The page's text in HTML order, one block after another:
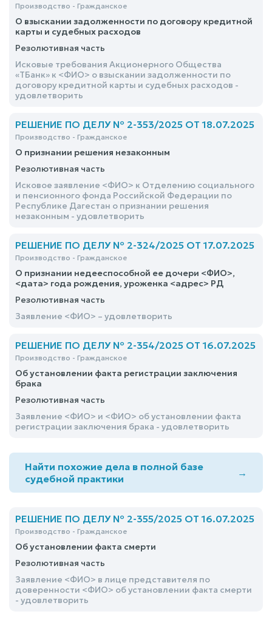
Производство - Гражданское
О взыскании задолженности по договору кредитной
карты и судебных расходов
Резолютивная часть
Исковые требования Акционерного Общества
«ТБанк» к <ФИО> о взыскании задолженности по
договору кредитной карты и судебных расходов -
удовлетворить
РЕШЕНИЕ ПО ДЕЛУ № 2-353/2025 ОТ 18.07.2025
Производство - Гражданское
О признании решения незаконным
Резолютивная часть
Исковое заявление <ФИО> к Отделению социального
и пенсионного фонда Российской Федерации по
Республике Дагестан о признании решения
незаконным - удовлетворить
РЕШЕНИЕ ПО ДЕЛУ № 2-324/2025 ОТ 17.07.2025
Производство - Гражданское
О признании недееспособной ее дочери <ФИО>,
<дата> года рождения, уроженка <адрес> РД
Резолютивная часть
Заявление <ФИО> – удовлетворить
РЕШЕНИЕ ПО ДЕЛУ № 2-354/2025 ОТ 16.07.2025
Производство - Гражданское
Об установлении факта регистрации заключения
брака
Резолютивная часть
Заявление <ФИО> и <ФИО> об установлении факта
регистрации заключения брака - удовлетворить
Найти похожие дела в полной базе
судебной практики
→
РЕШЕНИЕ ПО ДЕЛУ № 2-355/2025 ОТ 16.07.2025
Производство - Гражданское
Об установлении факта смерти
Резолютивная часть
Заявление <ФИО> в лице представителя по
доверенности <ФИО> об установлении факта смерти
- удовлетворить